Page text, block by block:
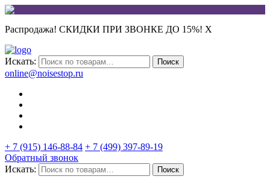
Распродажа! СКИДКИ ПРИ ЗВОНКЕ ДО 15%! X
Искать: Поиск
online@noisestop.ru
+ 7 (915) 146-88-84 + 7 (499) 397-89-19
Обратный звонок
Искать:
Поиск